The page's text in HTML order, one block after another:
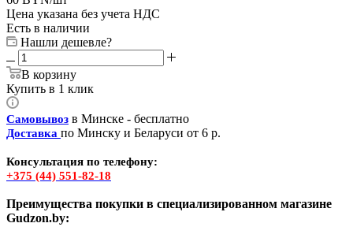
Цена указана без учета НДС
Есть в наличии
Нашли дешевле?
В корзину
Купить в 1 клик
Самовывоз в Минске - бесплатно
Доставка по Минску и Беларуси от 6 р.
Консультация по телефону:
+375 (44) 551-82-18
Преимущества покупки в специализированном магазине
Gudzon.by: